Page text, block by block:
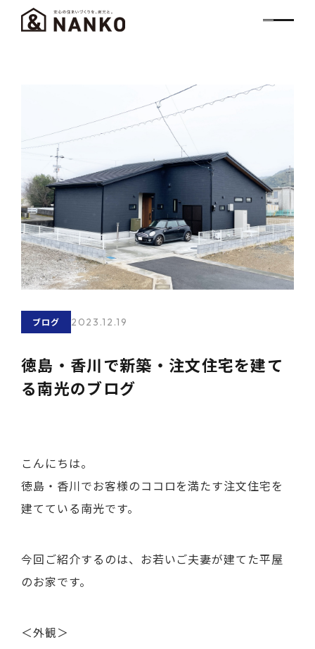
ブログ 2023.12.19
徳島・香川で新築・注文住宅を建て
る南光のブログ
こんにちは。
徳島・香川でお客様のココロを満たす注文住宅を
建てている南光です。
今回ご紹介するのは、お若いご夫妻が建てた平屋
のお家です。
＜外観＞